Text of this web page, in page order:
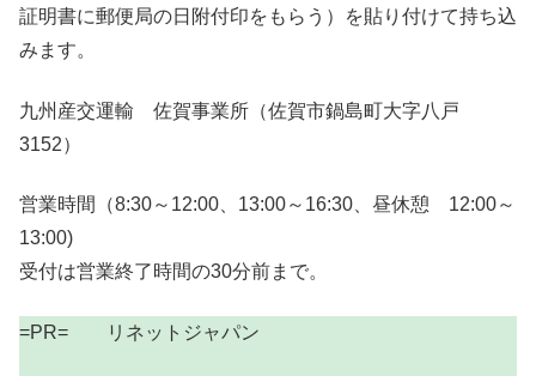
証明書に郵便局の日附付印をもらう）を貼り付けて持ち込
みます。
九州産交運輸 佐賀事業所（佐賀市鍋島町大字八戸
3152）
営業時間（8:30～12:00、13:00～16:30、昼休憩 12:00～
13:00)
受付は営業終了時間の30分前まで。
=PR= リネットジャパン